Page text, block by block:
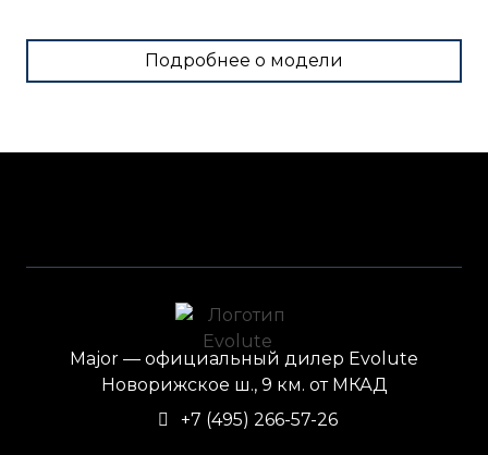
Подробнее о модели
Major — официальный дилер Evolute
Новорижское ш., 9 км. от МКАД
+7 (495) 266-57-26